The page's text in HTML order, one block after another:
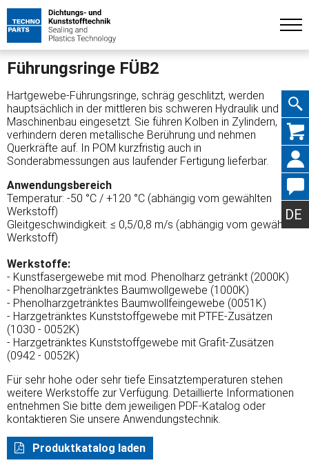
DE
Führungsringe FÜB2
Hartgewebe-Führungsringe, schräg geschlitzt, werden
hauptsächlich in der mittleren bis schweren Hydraulik und im
Maschinenbau eingesetzt. Sie führen Kolben in Zylindern,
verhindern deren metallische Berührung und nehmen
Querkräfte auf. In POM kurzfristig auch in
Sonderabmessungen aus laufender Fertigung lieferbar.
Anwendungsbereich
Temperatur: -50 °C / +120 °C (abhängig vom gewählten
Werkstoff)
Gleitgeschwindigkeit: ≤ 0,5/0,8 m/s (abhängig vom gewählten
Werkstoff)
Werkstoffe:
- Kunstfasergewebe mit mod. Phenolharz getränkt (2000K)
- Phenolharzgetränktes Baumwollgewebe (1000K)
- Phenolharzgetränktes Baumwollfeingewebe (0051K)
- Harzgetränktes Kunststoffgewebe mit PTFE-Zusätzen
(1030 - 0052K)
- Harzgetränktes Kunststoffgewebe mit Grafit-Zusätzen
(0942 - 0052K)
Für sehr hohe oder sehr tiefe Einsatztemperaturen stehen
weitere Werkstoffe zur Verfügung. Detaillierte Informationen
entnehmen Sie bitte dem jeweiligen PDF-Katalog oder
kontaktieren Sie unsere Anwendungstechnik.
Produktkatalog laden